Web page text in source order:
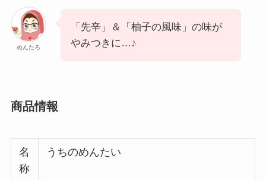
めんたろ
「先辛」＆「柚子の風味」の味が
やみつきに…♪
商品情報
名
称
うちのめんたい